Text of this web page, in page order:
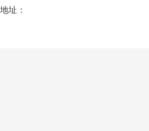
地址：